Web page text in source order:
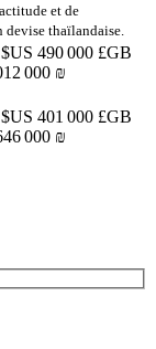
et de
thaïlandaise.
490 000 £GB
000 ₪
401 000 £GB
000 ₪